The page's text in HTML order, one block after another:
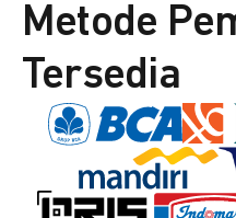
Metode
Tersedia